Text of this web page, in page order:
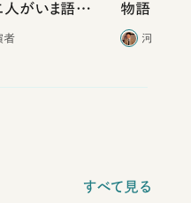
がいま語り
者
物語」に
河野有
すべて見る